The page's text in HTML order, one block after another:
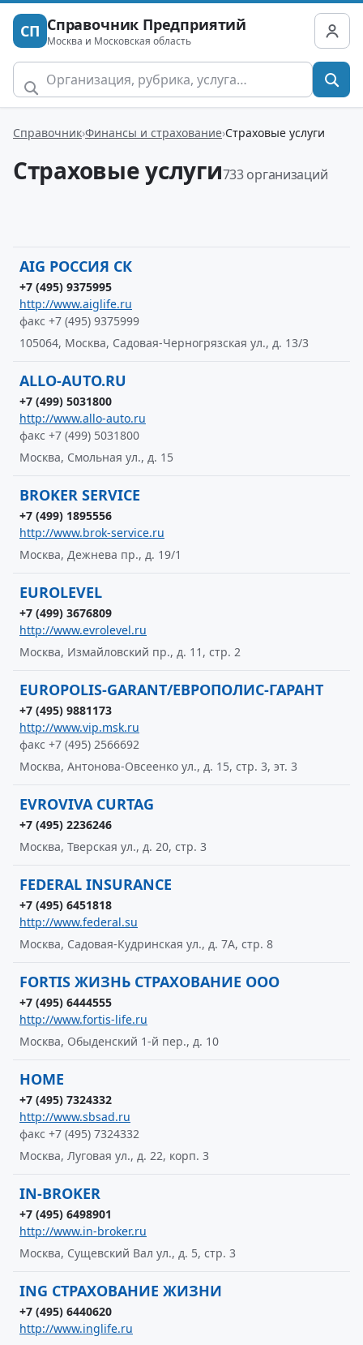
СП Справочник Предприятий
Москва и Московская область
Справочник Финансы и страхование Страховые услуги
Страховые услуги733 организаций
AIG РОССИЯ СК
+7 (495) 9375995
http://www.aiglife.ru
факс +7 (495) 9375999
105064, Москва, Садовая-Черногрязская ул., д. 13/3
ALLO-AUTO.RU
+7 (499) 5031800
http://www.allo-auto.ru
факс +7 (499) 5031800
Москва, Смольная ул., д. 15
BROKER SERVICE
+7 (499) 1895556
http://www.brok-service.ru
Москва, Дежнева пр., д. 19/1
EUROLEVEL
+7 (499) 3676809
http://www.evrolevel.ru
Москва, Измайловский пр., д. 11, стр. 2
EUROPOLIS-GARANT/ЕВРОПОЛИС-ГАРАНТ
+7 (495) 9881173
http://www.vip.msk.ru
факс +7 (495) 2566692
Москва, Антонова-Овсеенко ул., д. 15, стр. 3, эт. 3
EVROVIVA CURTAG
+7 (495) 2236246
Москва, Тверская ул., д. 20, стр. 3
FEDERAL INSURANCE
+7 (495) 6451818
http://www.federal.su
Москва, Садовая-Кудринская ул., д. 7А, стр. 8
FORTIS ЖИЗНЬ СТРАХОВАНИЕ ООО
+7 (495) 6444555
http://www.fortis-life.ru
Москва, Обыденский 1-й пер., д. 10
HOME
+7 (495) 7324332
http://www.sbsad.ru
факс +7 (495) 7324332
Москва, Луговая ул., д. 22, корп. 3
IN-BROKER
+7 (495) 6498901
http://www.in-broker.ru
Москва, Сущевский Вал ул., д. 5, стр. 3
ING СТРАХОВАНИЕ ЖИЗНИ
+7 (495) 6440620
http://www.inglife.ru